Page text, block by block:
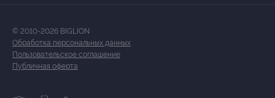
© 2010-2026 BIGLION
Обработка персональных данных
Пользовательское соглашение
Публичная оферта